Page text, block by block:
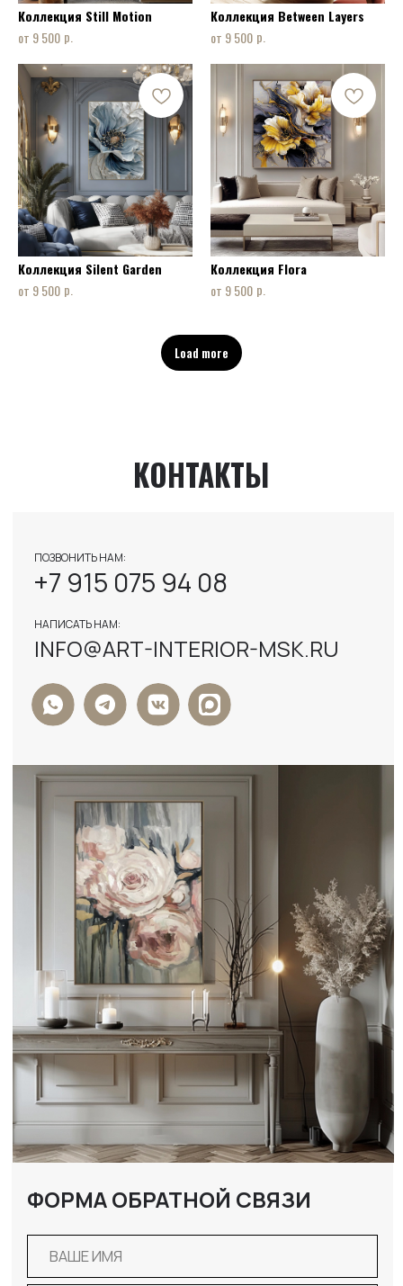
Коллекция Still Motion
9 500 р.
Коллекция Between Layers
9 500 р.
Коллекция Silent Garden
9 500 р.
Коллекция Flora
9 500 р.
Load more
ПОЛИТИКОЙ КОНФИДЕНЦИАЛЬНОСТИ
ДАННЫХ
ФОРМА ОБРАТНОЙ СВЯЗИ